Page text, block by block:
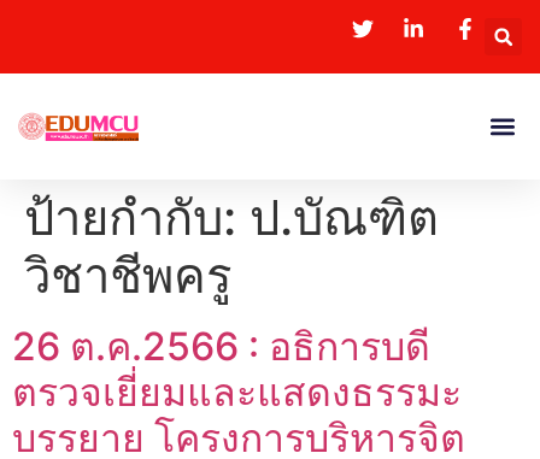
ป้ายกำกับ: ป.บัณฑิต
วิชาชีพครู
26 ต.ค.2566 : อธิการบดี
ตรวจเยี่ยมและแสดงธรรมะ
บรรยาย โครงการบริหารจิต